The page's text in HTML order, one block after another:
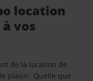
location
vos
de la location de
plaisir. Quelle que